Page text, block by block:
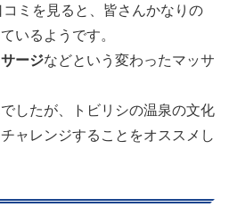
ミを見ると、皆さんかなりの
いるようです。
ージなどという変わったマッサ
したが、トビリシの温泉の文化
ャレンジすることをオススメし